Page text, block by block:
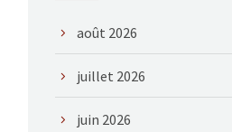
août 2026
juillet 2026
juin 2026